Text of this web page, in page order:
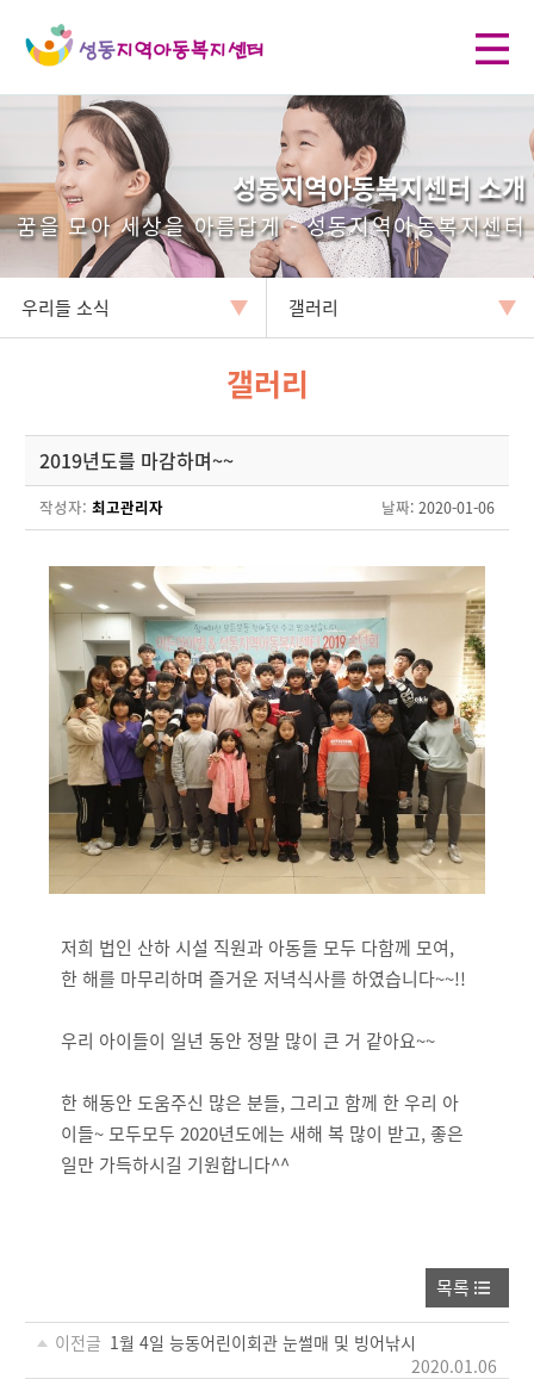
성동지역아동복지센터 소개
꿈을 모아 세상을 아름답게 - 성동지역아동복지센터
우리들 소식 갤러리
갤러리
2019년도를 마감하며~~
작성자: 최고관리자 날짜: 2020-01-06
저희 법인 산하 시설 직원과 아동들 모두 다함께 모여,
한 해를 마무리하며 즐거운 저녁식사를 하였습니다~~!!
우리 아이들이 일년 동안 정말 많이 큰 거 같아요~~
한 해동안 도움주신 많은 분들, 그리고 함께 한 우리 아
이들~ 모두모두 2020년도에는 새해 복 많이 받고, 좋은
일만 가득하시길 기원합니다^^
목록
이전글 1월 4일 능동어린이회관 눈썰매 및 빙어낚시
2020.01.06